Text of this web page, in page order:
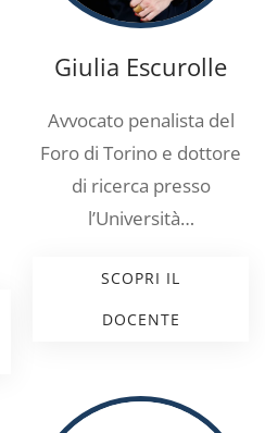
Giulia Escurolle
Avvocato penalista del
Foro di Torino e dottore
di ricerca presso
l’Università…
SCOPRI IL
DOCENTE